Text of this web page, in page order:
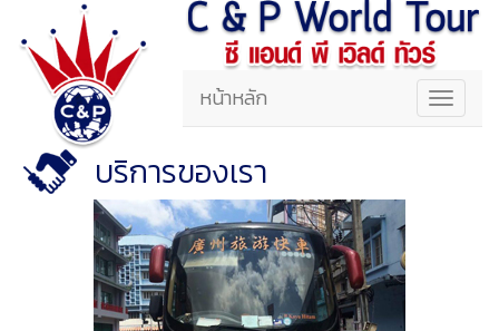
Toggle
หน้าหลัก
บริการของเรา